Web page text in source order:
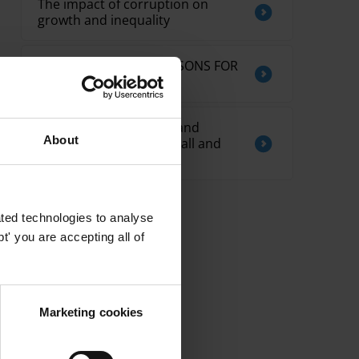
About
technologies to analyse
you are accepting all of
Marketing cookies
The impact of corruption on
growth and inequality
LIABILITY OF LEGAL PERSONS FOR
CORRUPTION
Reducing bureaucracy and
corruption affecting small and